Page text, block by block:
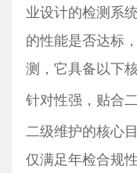
业设计的检测系
的性能是否达标
测，它具备以下
针对性强，贴合
二级维护的核心
仅满足年检合规